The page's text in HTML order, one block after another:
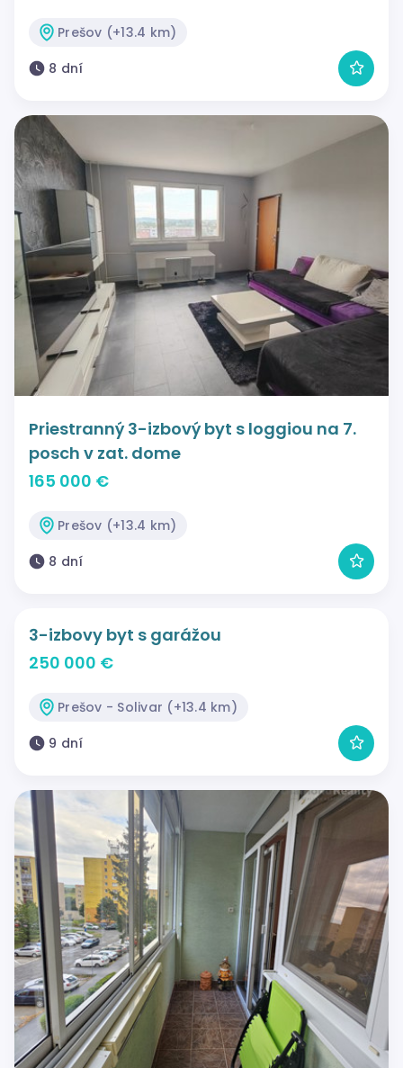
Prešov (+13.4 km)
8 dní
Priestranný 3-izbový byt s loggiou na 7.
posch v zat. dome
165 000 €
Prešov (+13.4 km)
8 dní
3-izbovy byt s garážou
250 000 €
Prešov - Solivar (+13.4 km)
9 dní